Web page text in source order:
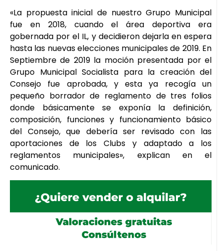
«La propuesta inicial de nuestro Grupo Municipal
fue en 2018, cuando el área deportiva era
gobernada por el IL, y decidieron dejarla en espera
hasta las nuevas elecciones municipales de 2019. En
Septiembre de 2019 la moción presentada por el
Grupo Municipal Socialista para la creación del
Consejo fue aprobada, y esta ya recogía un
pequeño borrador de reglamento de tres folios
donde básicamente se exponía la definición,
composición, funciones y funcionamiento básico
del Consejo, que debería ser revisado con las
aportaciones de los Clubs y adaptado a los
reglamentos municipales», explican en el
comunicado.